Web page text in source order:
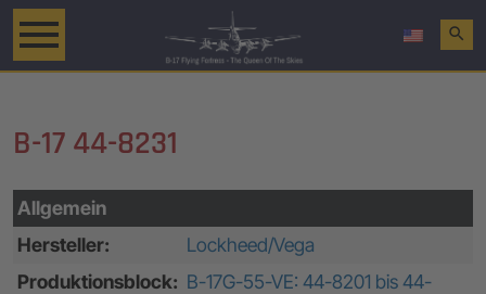
search
B-17 44-8231
Allgemein
Hersteller:
Lockheed/Vega
Produktionsblock: B-17G-55-VE: 44-8201 bis 44-